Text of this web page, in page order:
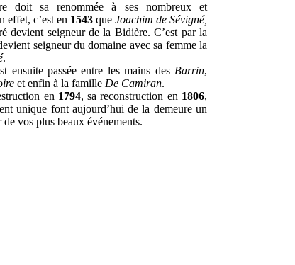
doit sa renommée à ses nombreux et
effet, c’est en 1543 que Joachim de Sévigné,
devient seigneur de la Bidière. C’est par la
seigneur du domaine avec sa femme la
.
ensuite passée entre les mains des Barrin,
et enfin à la famille De Camiran.
en 1794, sa reconstruction en 1806,
unique font aujourd’hui de la demeure un
vos plus beaux événements.